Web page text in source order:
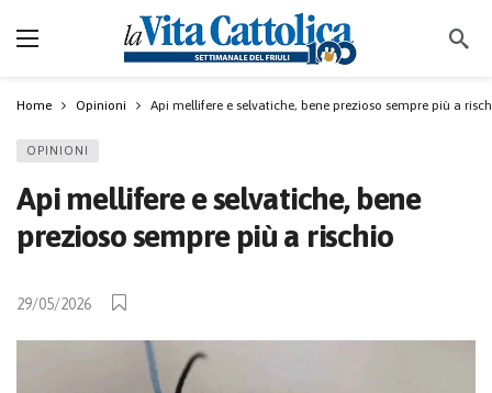
Home Opinioni Api mellifere e selvatiche, bene prezioso sempre più a
OPINIONI
Api mellifere e selvatiche, bene
prezioso sempre più a rischio
29/05/2026